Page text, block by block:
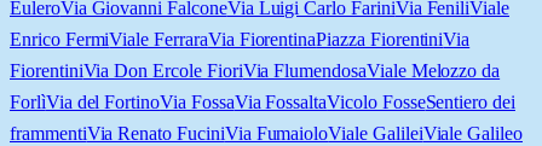
EuleroVia Giovanni FalconeVia Luigi Carlo FariniVia FeniliViale
Enrico FermiViale FerraraVia FiorentinaPiazza FiorentiniVia
FiorentiniVia Don Ercole FioriVia FlumendosaViale Melozzo da
ForlìVia del FortinoVia FossaVia FossaltaVicolo FosseSentiero dei
frammentiVia Renato FuciniVia FumaioloViale GalileiViale Galileo